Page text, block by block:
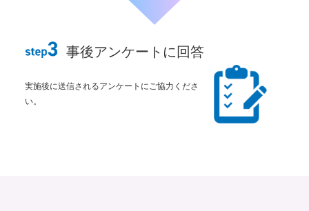
事後アンケートに回答
実施後に送信されるアンケートにご協力くださ
い。